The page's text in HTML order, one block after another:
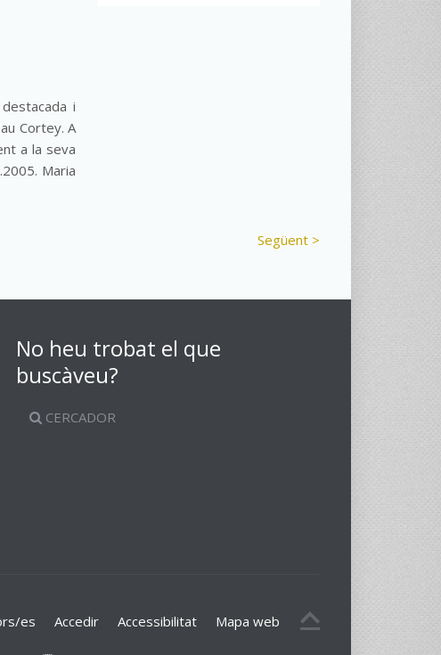
i
Cortey. A
a la seva
Maria
Següent >
No heu trobat el que
buscàveu?
CERCADOR
es Accedir Accessibilitat Mapa web